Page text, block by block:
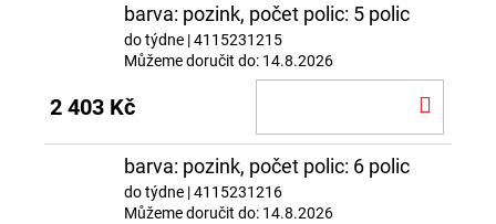
barva: pozink, počet polic: 5 polic
do týdne | 4115231215
Můžeme doručit do: 14.8.2026
2 403 Kč
barva: pozink, počet polic: 6 polic
do týdne | 4115231216
Můžeme doručit do: 14.8.2026